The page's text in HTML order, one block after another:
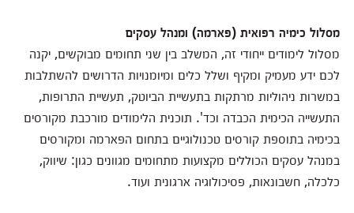
מסלול כימיה רפואית (פארמה) ומנהל עסקים
מסלול לימודים ייחודי זה, המשלב בין שני תחומים מבוקשים, יקנה
לכם ידע מעמיק ומקיף ושלל כלים ומיומנויות הדרושים להשתלבות
במשרות ניהוליות מרתקות בתעשיית הביוטק, תעשיית התרופות,
התעשייה הכימית הכבדה וכד'. תוכנית הלימודים מורכבת מקורסים
בכימיה בתוספת קורסים טכנולוגיים בתחום הפארמה ומקורסים
במנהל עסקים הכוללים מקצועות מתחומים מגוונים כגון: שיווק,
כלכלה, חשבונאות, פסיכולוגיה ארגונית ועוד.